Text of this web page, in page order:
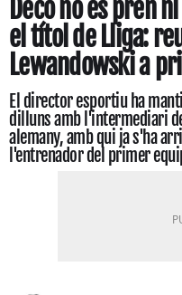
Deco no es pren
el títol de Lliga:
Lewandowski a
El director esportiu ha
dilluns amb l'intermediari
alemany, amb qui ja s'ha
l'entrenador del primer